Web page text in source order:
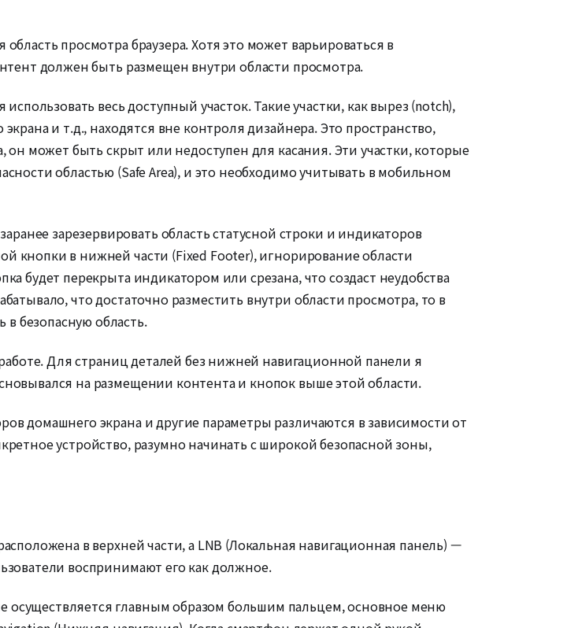
просмотра браузера. Хотя это может варьироваться в
должен быть размещен внутри области просмотра.
весь доступный участок. Такие участки, как вырез (notch),
и т.д., находятся вне контроля дизайнера. Это пространство,
он может быть скрыт или недоступен для касания. Эти участки, которые
областью (Safe Area), и это необходимо учитывать в мобильном
зарезервировать область статусной строки и индикаторов
кнопки в нижней части (Fixed Footer), игнорирование области
будет перекрыта индикатором или срезана, что создаст неудобства
что достаточно разместить внутри области просмотра, то в
безопасную область.
Для страниц деталей без нижней навигационной панели я
на размещении контента и кнопок выше этой области.
домашнего экрана и другие параметры различаются в зависимости от
устройство, разумно начинать с широкой безопасной зоны,
в верхней части, а LNB (Локальная навигационная панель) —
воспринимают его как должное.
главным образом большим пальцем, основное меню